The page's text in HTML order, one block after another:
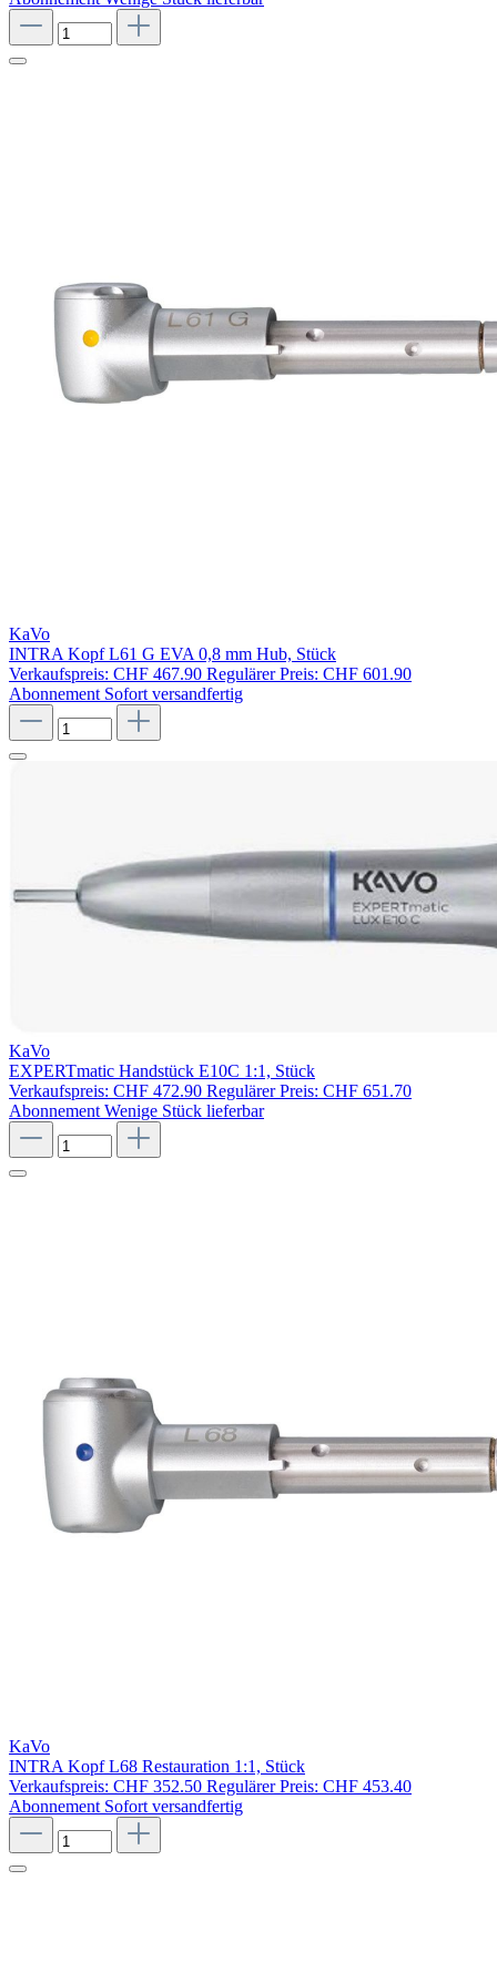
KaVo
INTRA Kopf L61 G EVA 0,8 mm Hub, Stück
Verkaufspreis: CHF 467.90 Regulärer Preis: CHF 601.90
Abonnement Sofort versandfertig
KaVo
EXPERTmatic Handstück E10C 1:1, Stück
Verkaufspreis: CHF 472.90 Regulärer Preis: CHF 651.70
Abonnement Wenige Stück lieferbar
KaVo
INTRA Kopf L68 Restauration 1:1, Stück
Verkaufspreis: CHF 352.50 Regulärer Preis: CHF 453.40
Abonnement Sofort versandfertig